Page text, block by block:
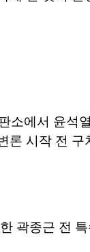
소에서 윤석
론 시작 전
곽종근 전